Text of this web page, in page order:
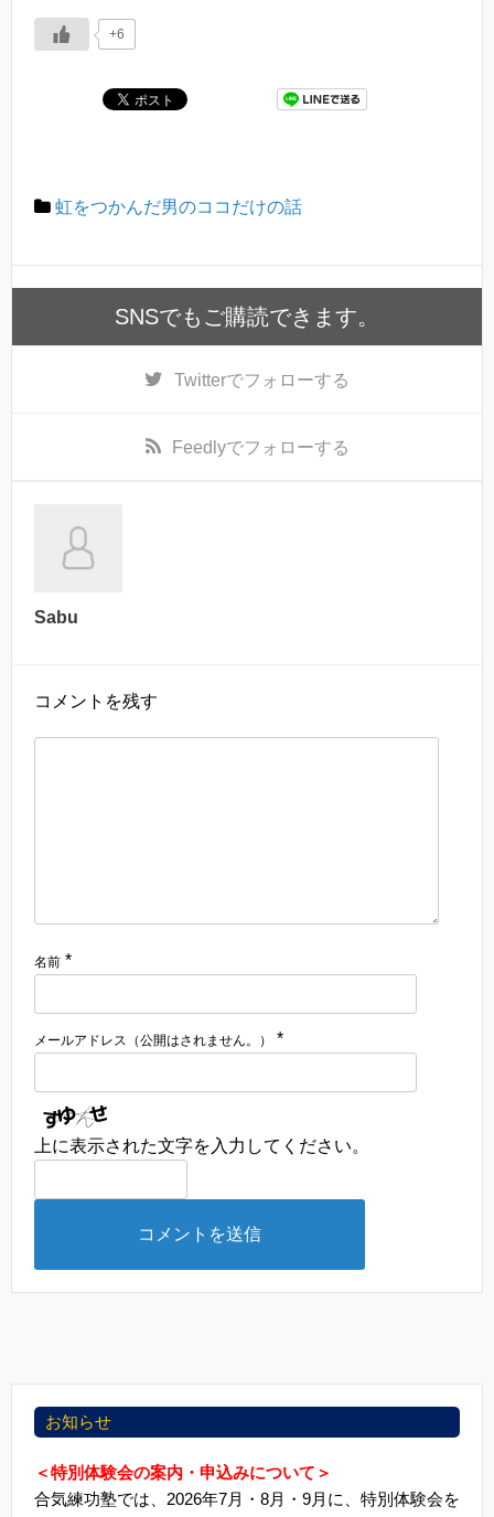
+6
虹をつかんだ男のココだけの話
SNSでもご購読できます。
Twitterでフォローする
Feedlyでフォローする
Sabu
コメントを残す
名前 *
メールアドレス（公開はされません。） *
上に表示された文字を入力してください。
お知らせ
＜特別体験会の案内・申込みについて＞
合気練功塾では、2026年7月・8月・9月に、特別体験会を